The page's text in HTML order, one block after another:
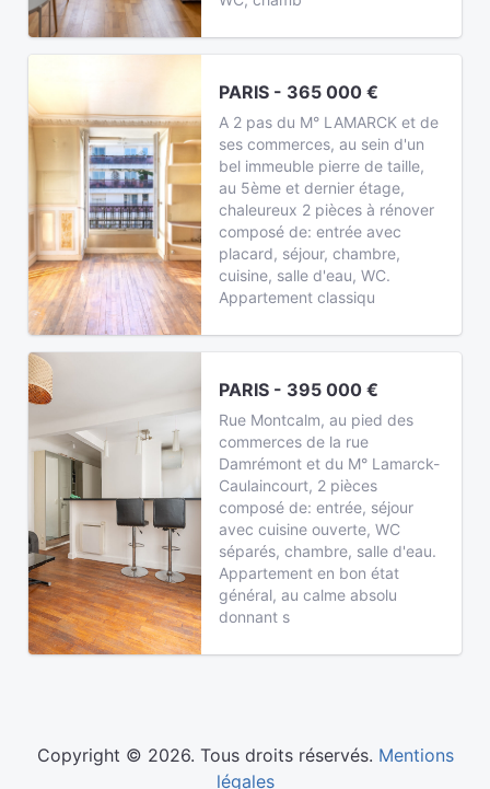
PARIS - 365 000 €
A 2 pas du M° LAMARCK et de
ses commerces, au sein d'un
bel immeuble pierre de taille,
au 5ème et dernier étage,
chaleureux 2 pièces à rénover
composé de: entrée avec
placard, séjour, chambre,
cuisine, salle d'eau, WC.
Appartement classiqu
PARIS - 395 000 €
Rue Montcalm, au pied des
commerces de la rue
Damrémont et du M° Lamarck-
Caulaincourt, 2 pièces
composé de: entrée, séjour
avec cuisine ouverte, WC
séparés, chambre, salle d'eau.
Appartement en bon état
général, au calme absolu
donnant s
Copyright © 2026. Tous droits réservés. Mentions
légales